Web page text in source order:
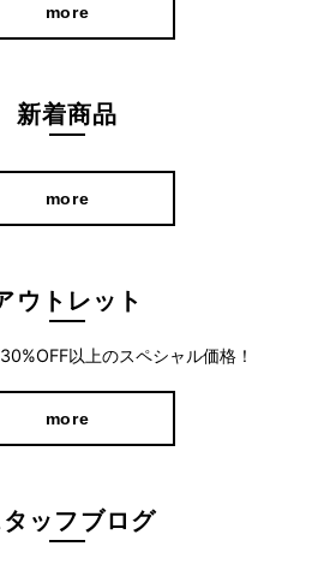
も美脚を叶えるシルエット
more
新着商品
more
ウトレット
以上のスペシャル価格！
more
タッフブログ